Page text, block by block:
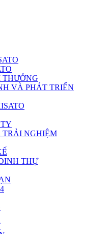
VÀ PHÁT TRIỂN
NGHIỆM
THỰ